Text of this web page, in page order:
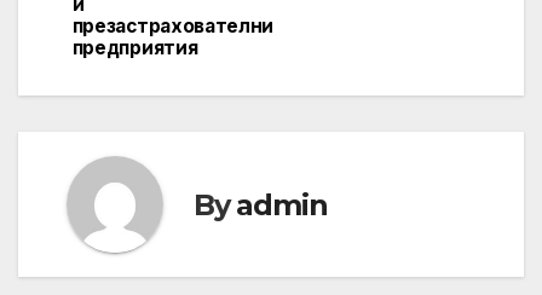
презастрахователни
предприятия
Byadmin